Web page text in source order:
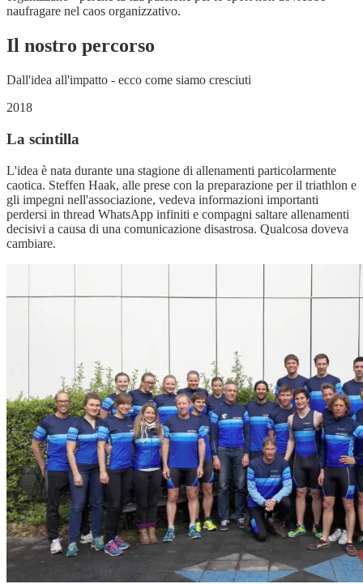
naufragare nel caos organizzativo.
Il nostro percorso
Dall'idea all'impatto - ecco come siamo cresciuti
2018
La scintilla
L'idea è nata durante una stagione di allenamenti particolarmente
caotica. Steffen Haak, alle prese con la preparazione per il triathlon e
gli impegni nell'associazione, vedeva informazioni importanti
perdersi in thread WhatsApp infiniti e compagni saltare allenamenti
decisivi a causa di una comunicazione disastrosa. Qualcosa doveva
cambiare.